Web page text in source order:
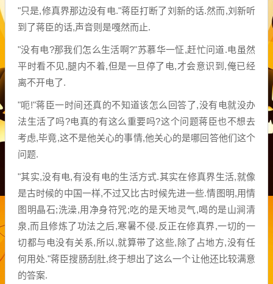
"只是,修真界那边没有电."蒋臣打断了刘新的话.然而,刘新听
到了蒋臣的话,声音则是嘎然而止.
"没有电?那我们怎么生活啊?"苏慕华一怔,赶忙问道.电虽然
平时看不见,腿内不着,但是一旦停了电,才会意识到,俺已经
离不开电了.
"呃!"蒋臣一时间还真的不知道该怎么回答了,没有电就没办
法生活了吗?电真的有这么重要吗?这个问题蒋臣也不想去
考虑,毕竟,这不是他关心的事情,他关心的是哪回答他们这个
问题.
"其实,没有电,有没有电的生活方式.其实在修真界生活,就像
是古时候的中国一样,不过又比古时候先进一些.情图明,用情
图明晶石;洗澡,用净身符咒;吃的是天地灵气,喝的是山涧清
泉,而且修炼了功法之后,寒暑不侵.反正在修真界,一切的一
切都与电没有关系,所以,就算带了这些,除了占地方,没有任
何用处."蒋臣搜肠刮肚,终于想出了这么一个让他还比较满意
的答案.